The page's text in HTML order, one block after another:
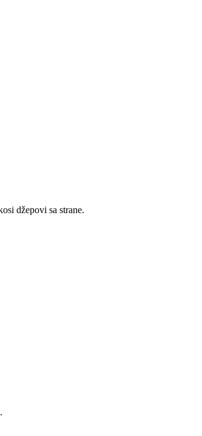
džepovi sa strane.